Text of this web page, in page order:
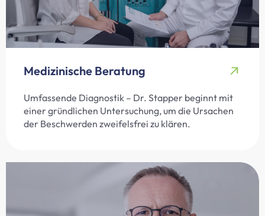
Medizinische Beratung
Umfassende Diagnostik – Dr. Stapper beginnt mit
einer gründlichen Untersuchung, um die Ursachen
der Beschwerden zweifelsfrei zu klären.